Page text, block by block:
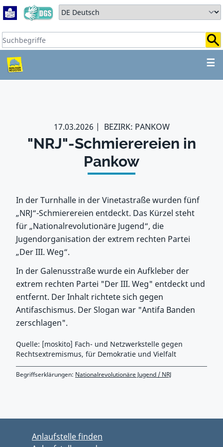
Zum Hauptbereich springen
Zum Hauptmenü springen
Sprache auswählen:
Suchbegriffe:
☰
ZUM HAUPTBEREICH
17.03.2026 BEZIRK: PANKOW
"NRJ"-Schmierereien in
Pankow
In der Turnhalle in der Vinetastraße wurden fünf
„NRJ“-Schmierereien entdeckt. Das Kürzel steht
für „Nationalrevolutionäre Jugend“, die
Jugendorganisation der extrem rechten Partei
„Der III. Weg“.
In der Galenusstraße wurde ein Aufkleber der
extrem rechten Partei "Der III. Weg" entdeckt und
entfernt. Der Inhalt richtete sich gegen
Antifaschismus. Der Slogan war "Antifa Banden
zerschlagen".
Quelle: [moskito] Fach- und Netzwerkstelle gegen
Rechtsextremismus, für Demokratie und Vielfalt
Begriffserklärungen: Nationalrevolutionäre Jugend / NRJ
Anlaufstelle finden